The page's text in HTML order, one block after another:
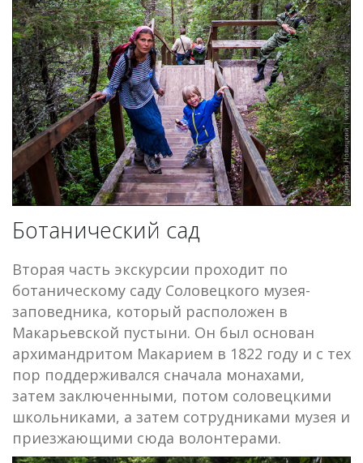
Ботанический сад
Вторая часть экскурсии проходит по
ботаническому саду Соловецкого музея-
заповедника, который расположен в
Макарьевской пустыни. Он был основан
архимандритом Макарием в 1822 году и с тех
пор поддерживался сначала монахами,
затем заключенными, потом соловецкими
школьниками, а затем сотрудниками музея и
приезжающими сюда волонтерами.